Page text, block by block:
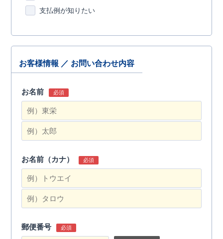
支払例が知りたい
お客様情報 ／ お問い合わせ内容
お名前 必須
お名前（カナ） 必須
郵便番号 必須